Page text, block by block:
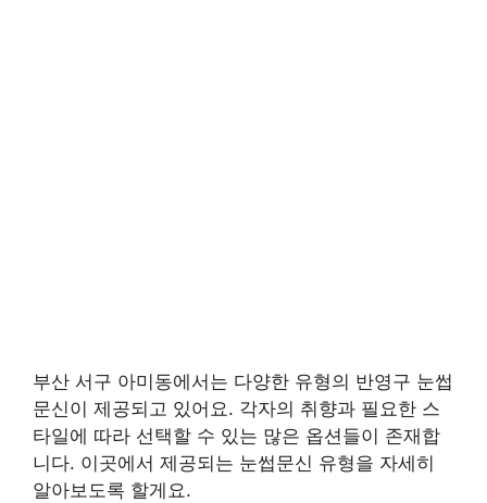
부산 서구 아미동에서는 다양한 유형의 반영구 눈썹
문신이 제공되고 있어요. 각자의 취향과 필요한 스
타일에 따라 선택할 수 있는 많은 옵션들이 존재합
니다. 이곳에서 제공되는 눈썹문신 유형을 자세히
알아보도록 할게요.